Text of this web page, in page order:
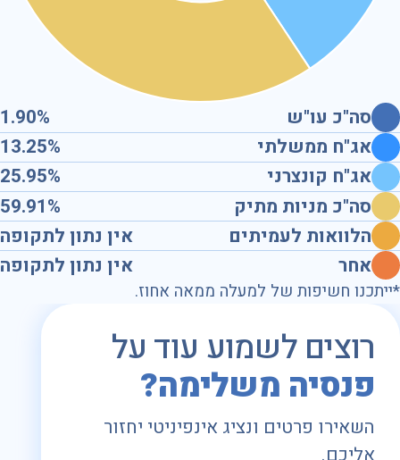
סה"כ עו"ש
1.90%
אג"ח ממשלתי
13.25%
אג"ח קונצרני
25.95%
סה"כ מניות מתיק
59.91%
הלוואות לעמיתים
אין נתון לתקופה
אחר
אין נתון לתקופה
*ייתכנו חשיפות של למעלה ממאה אחוז.
רוצים לשמוע עוד על
פנסיה משלימה?
השאירו פרטים ונציג אינפיניטי יחזור